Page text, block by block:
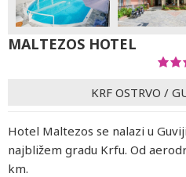
MALTEZOS HOTEL
KRF OSTRVO /
Hotel Maltezos se nalazi u
najbližem gradu Krfu. Od
km.